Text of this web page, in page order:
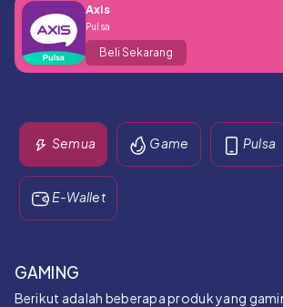
Axis
Pulsa
Beli Sekarang
Semua Game Pulsa
E-Wallet
GAMING
Berikut adalah beberapa produk yang